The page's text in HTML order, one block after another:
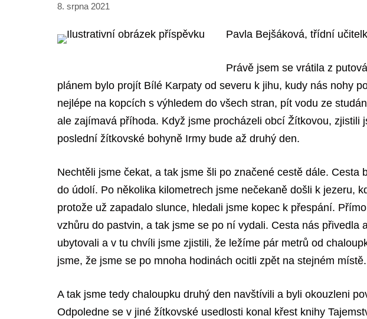
8. srpna 2021
Pavla Bejšáková, třídní
Právě jsem se vrátila z
plánem bylo projít Bílé Karpaty od severu k jihu, kudy nás nohy
nejlépe na kopcích s výhledem do všech stran, pít vodu ze
ale zajímavá příhoda. Když jsme procházeli obcí Žítkovou, zjistili
poslední žítkovské bohyně Irmy bude až druhý den.
Nechtěli jsme čekat, a tak jsme šli po značené cestě dále. Cesta
do údolí. Po několika kilometrech jsme nečekaně došli k jezeru,
protože už zapadalo slunce, hledali jsme kopec k přespání.
vzhůru do pastvin, a tak jsme se po ní vydali. Cesta nás přivedla
ubytovali a v tu chvíli jsme zjistili, že ležíme pár metrů od
jsme, že jsme se po mnoha hodinách ocitli zpět na stejném místě.
A tak jsme tedy chaloupku druhý den navštívili a byli okouzleni
Odpoledne se v jiné žítkovské usedlosti konal křest knihy